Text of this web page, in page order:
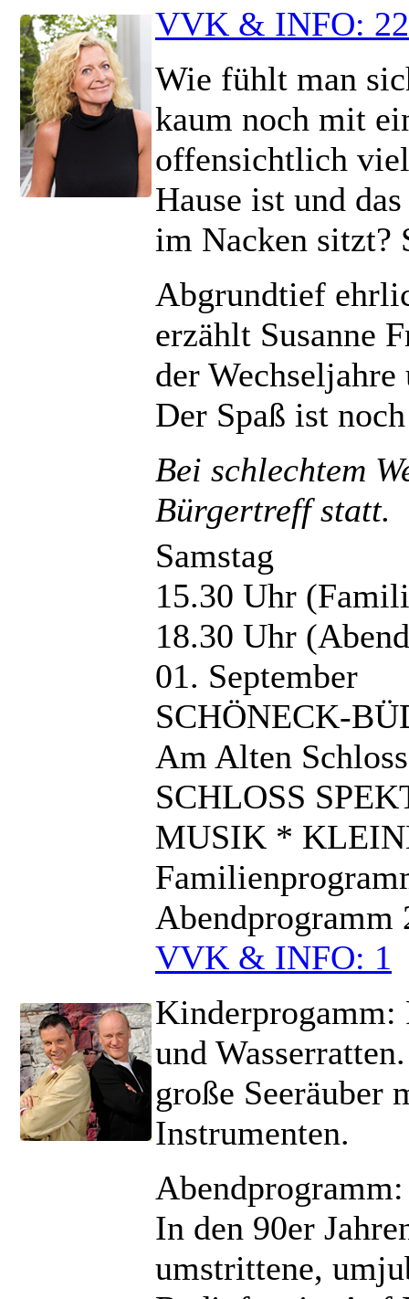
VVK & INFO: 22
Wie fühlt man
kaum noch mit
offensichtlich
Hause ist und
im Nacken sitzt?
Abgrundtief
erzählt Susanne
der
Der Spaß ist
Bei schlechtem
Bürgertreff statt.
Samstag
15.30 Uhr
18.30 Uhr
01. September
SCHÖNECK-
Am Alten
SCHLOSS
MUSIK *
Abendprogramm
VVK & INFO: 1
und
große Seeräuber
Instrumenten.
In den 90er
umstrittene,